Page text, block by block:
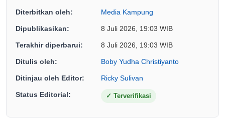
Diterbitkan oleh: Media Kampung
Dipublikasikan: 8 Juli 2026, 19:03 WIB
Terakhir diperbarui: 8 Juli 2026, 19:03 WIB
Ditulis oleh: Boby Yudha Christiyanto
Ditinjau oleh Editor: Ricky Sulivan
Status Editorial: ✓ Terverifikasi